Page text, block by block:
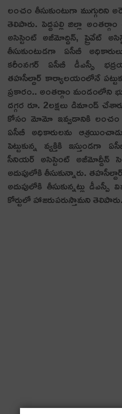
లంచం తీసుకుంటుగా ముగ్గురిని
తెలిపారు. పెద్దపల్లి జిల్లా
అసిస్టెంట్​ అజీమోద్దిన్​, ప్రైవేట్​
తీసుకుంటుడగా ఏసీబీ
కరీంనగర్​ ఏసీబీ డీఎస్సీ
తహసీల్దార్​ కార్యాలయంలోనే
ప్రకారం.. అంతర్గాం మండంలోని
దగ్గర రూ. 2లక్షలు డిమాండ్​
కోసం మోమో ఇవ్వడానికి
ఏసీబీ అధికారులను
పెట్టుకున్న వ్యక్తికి ఇస్తుండగా
సీనియర్​ అసిస్టెంట్​ అజీమోద్దీన్
అదుపులోకి తీసుకున్నారు.
అదుపులోకి తీసుకున్నట్లు
కోర్టులో హాజరుపరుస్తామని తెలిపారు.